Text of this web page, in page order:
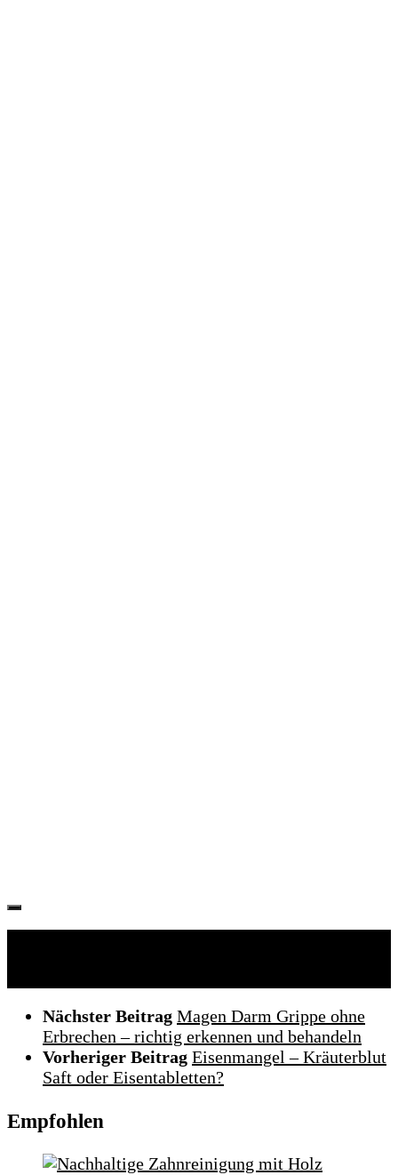
Nächster Beitrag Magen Darm Grippe ohne
Erbrechen – richtig erkennen und behandeln
Vorheriger Beitrag Eisenmangel – Kräuterblut
Saft oder Eisentabletten?
Empfohlen